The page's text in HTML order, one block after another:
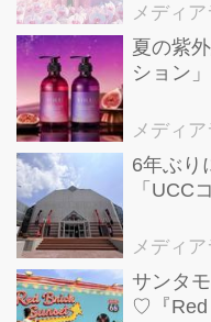
メディ
夏の紫
ション
メディ
6年ぶり
「UCC
貌を公開
メディ
サンタ
♡『Red